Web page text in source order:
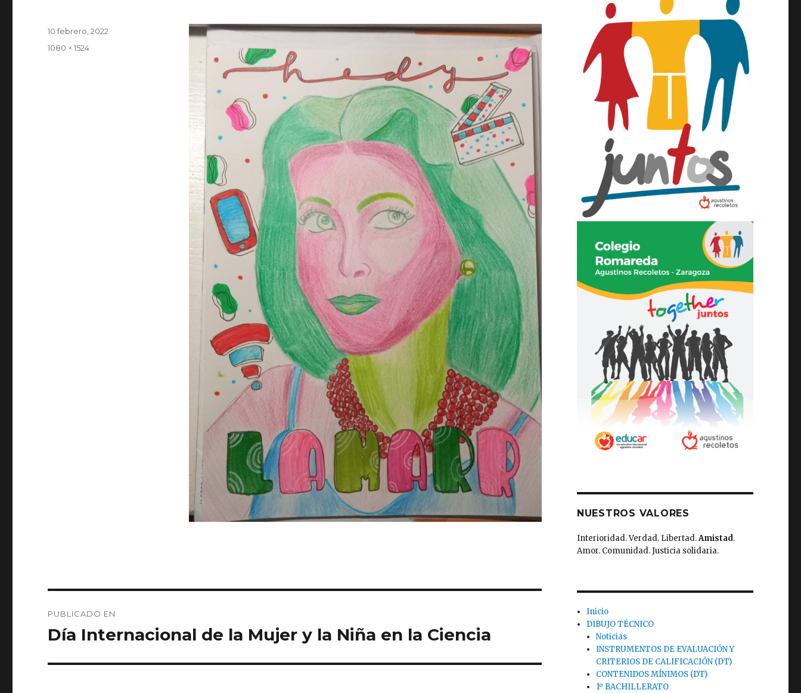
Publicado
el
10 febrero, 2022
Tamaño
1080 × 1524
de
PUBLICADO EN
Día Internacional de la Mujer y la Niña en la Ciencia
NUESTROS VALORES
Interioridad. Verdad. Libertad.Amistad.
Amor. Comunidad. Justicia solidaria.
Inicio
DIBUJO TÉCNICO
Noticias
INSTRUMENTOS DE EVALUACIÓN Y
CRITERIOS DE CALIFICACIÓN (DT)
CONTENIDOS MÍNIMOS (DT)
1º BACHILLERATO